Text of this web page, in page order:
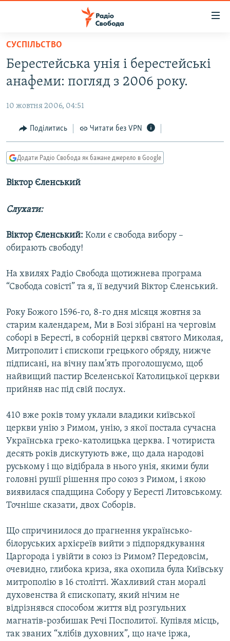
Перейти
основного
матеріалу
Перейти
до
навігації
Перейти
до
ВСЕ ЗА ДОБУ
СТАТТІ
ПОЛІТИКА
ЕКОНОМІКА
КУЛЬТУРА
СПОРТ
ВІЙНА
РОСІЙСЬКА «ФІЛЬТРАЦІЯ»
КРИМ.РЕАЛІЇ
ТИ ЯК?
СХЕМИ
МУЛЬТИМЕДІА
СПЕЦПРОЄКТИ
КРИМ РЕАЛІЇ
РУС
УКР
КТАТ
Усі сайти RFE/RL
СУСПІЛЬСТВО
Берестейська унія і берестейські
анафеми: погляд з 2006 року.
10 жовтня 2006, 04:51
Поділитись Читати без VPN
Додати Радіо Свобода як бажане джерело в Google
Віктор Єленський
Слухати:
Віктор Єленський: Коли є свобода вибору –
обирають свободу!
На хвилях Радіо Свобода щотижнева програма
“Свобода совісті” та я, її ведучий Віктор Єленський.
Року Божого 1596-го, 8-го дня місяця жовтня за
старим календарем, Ми в Бозі зібрані на черговім
соборі в Бересті, в соборній церкві святого Миколая,
Митрополит і єпископи грецького обряду, нижче
підписані, на вічну пам’ять проголошуємо, щоб
найвищий пастир Вселенської Католицької церкви
прийняв нас під свій послух.
410 вже років тому уклали владики київської
церкви унію з Римом, унію, з якої постала сучасна
Українська греко-католицька церква. І чотириста
десять років дискутують вже, що дала народові
руському і що відібрала в нього унія, якими були
головні рушії рішення про союз з Римом, і якою
виявилася спадщина Собору у Бересті Литовському.
Точніше сказати, двох Соборів.
Що спричинилося до прагнення українсько-
білоруських архієреїв вийти з підпорядкування
Царгорода і увійти в союз із Римом? Передовсім,
очевидно, глибока криза, яка охопила була Київську
митрополію в 16 столітті. Жахливий стан моралі
духовенства й єпископату, який нічим не
відрізнявся способом життя від розгульних
магнатів-розбишак Речі Посполитої. Купівля місць,
так званих “хлібів духовних”, що наче іржа,